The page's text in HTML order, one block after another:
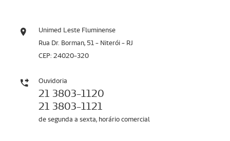
Unimed Leste Fluminense
Rua Dr. Borman, 51 - Niterói - RJ
CEP: 24020-320
Ouvidoria
21 3803-1120
21 3803-1121
de segunda a sexta, horário comercial